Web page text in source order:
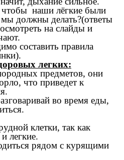
чтобы наши лёгкие были
должны делать?(ответы
на слайды и
составить правила
легких:
предметов, они
что приведет к
во время еды,
клетки, так как
легкие.
рядом с курящими